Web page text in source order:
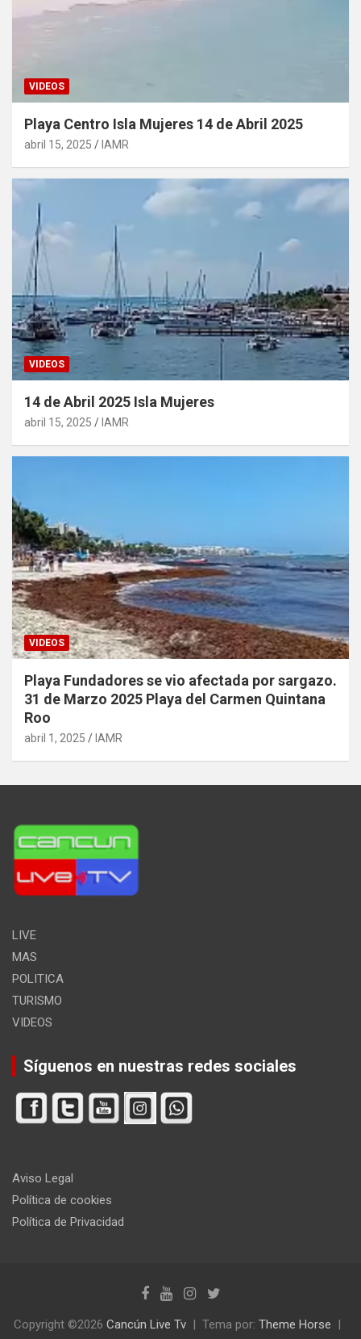
VIDEOS
Playa Centro Isla Mujeres 14 de Abril 2025
abril 15, 2025 IAMR
VIDEOS
14 de Abril 2025 Isla Mujeres
abril 15, 2025 IAMR
VIDEOS
Playa Fundadores se vio afectada por sargazo.
31 de Marzo 2025 Playa del Carmen Quintana
Roo
abril 1, 2025 IAMR
LIVE
MAS
POLITICA
TURISMO
VIDEOS
Síguenos en nuestras redes sociales
Aviso Legal
Política de cookies
Política de Privacidad
Copyright ©2026 Cancún Live Tv Tema por: Theme Horse